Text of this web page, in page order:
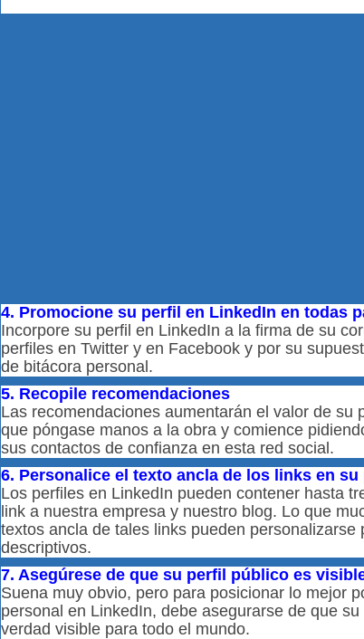
4. Promocione su perfil en LinkedIn en todas
Incorpore su perfil en LinkedIn a la firma de su
perfiles en Twitter y en Facebook y por su
de bitácora personal.
5. Recopile recomendaciones
Las recomendaciones aumentarán el valor de su
que póngase manos a la obra y comience
sus contactos de confianza en esta red social.
6. Personalice el texto ancla de los links en
Los perfiles en LinkedIn pueden contener hasta
link a nuestra empresa y nuestro blog. Lo que
textos ancla de tales links pueden personalizarse
descriptivos.
7. Asegúrese de que su perfil público es
Suena muy obvio, pero para posicionar lo mejor
personal en LinkedIn, debe asegurarse de que
verdad visible para todo el mundo.